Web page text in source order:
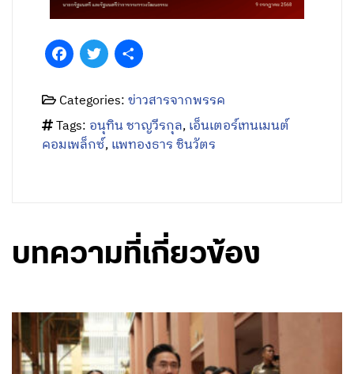
FacebookTwitter
Categories:ข่าวสารจากพรรค
Tags: อนุทิน ชาญวีรกุล,เอ็นเตอร์เทนเมนต์
คอมเพล็กซ์,แพทองธาร​ ชิน​วัตร
บทความที่เกี่ยวข้อง